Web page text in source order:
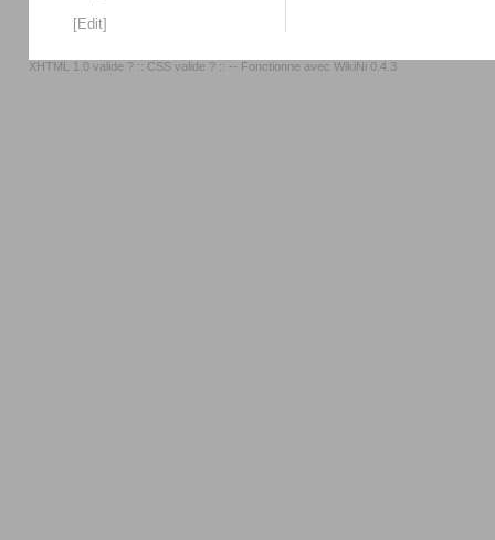
[Edit]
XHTML 1.0 valide ? :: CSS valide ? :: -- Fonctionne avec WikiNi 0.4.3